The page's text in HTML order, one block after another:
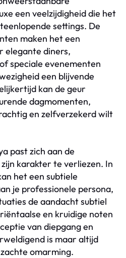
een veelzijdigheid die het
settings. De
maken het een
elegante diners,
speciale evenementen
een blijvende
kan de geur
dagmomenten,
en zelfverzekerd wilt
past zich aan de
karakter te verliezen. In
het een subtiele
je professionele persona,
de aandacht subtiel
en kruidige noten
van diepgang en
is maar altijd
omarming.